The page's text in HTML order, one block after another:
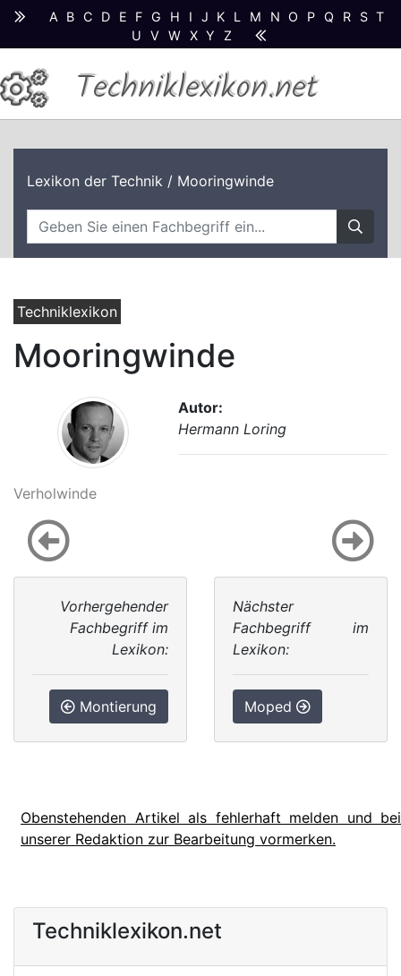
A B C D E F G H I J K L M N O P Q R S T
U
V W X Y Z
Techniklexikon.net
Lexikon der Technik / Mooringwinde
Techniklexikon
Mooringwinde
Autor:
Hermann Loring
Verholwinde
Vorhergehender
Fachbegriff im
Lexikon:
Montierung
Nächster
Fachbegriff im
Lexikon:
Moped
Obenstehenden Artikel als fehlerhaft melden und bei
unserer Redaktion zur Bearbeitung vormerken.
Techniklexikon.net